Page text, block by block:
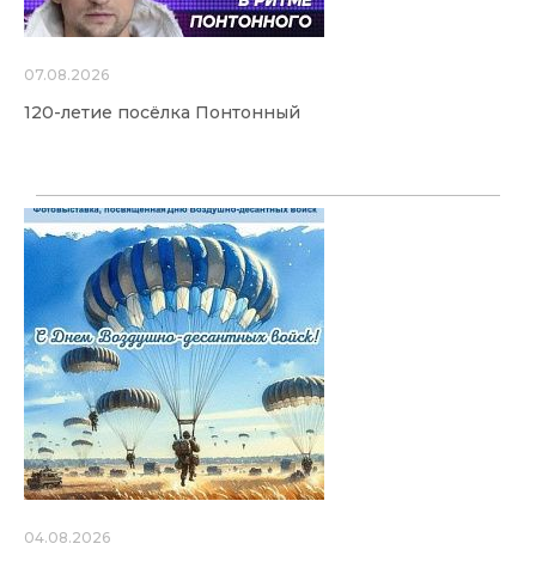
07.08.2026
120-летие посёлка Понтонный
04.08.2026